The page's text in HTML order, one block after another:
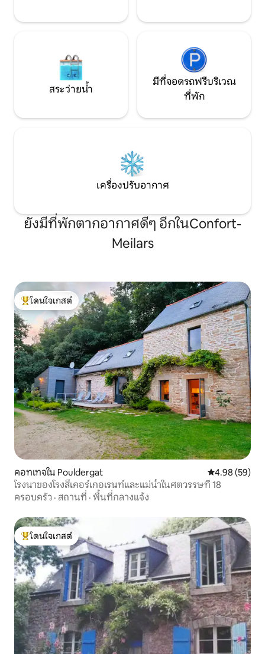
สระว่ายน้ำ
มีที่จอดรถฟรีบริเวณ
ที่พัก
เครื่องปรับอากาศ
ยังมีที่พักตากอากาศดีๆ อีกในConfort-
Meilars
โดนใจเกสต์ที่สุด
โดนใจเกสต์
คอทเทจใน Pouldergat คะแนนเฉลี่ย
4.98 (59)
โรงนาของโรงสีเคอร์เกอเรนท์และแม่น้ำในศตวรรษที่ 18
ครอบครัว · สถานที่ · พื้นที่กลางแจ้ง
โดนใจเกสต์ที่สุด
โดนใจเกสต์